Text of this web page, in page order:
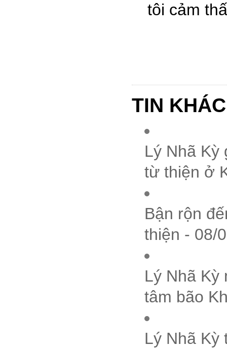
tôi cảm
TIN KHÁC
Lý Nhã Kỳ
từ thiện ở
Bận rộn
thiện - 08/
Lý Nhã
tâm bão
Lý Nhã Kỳ